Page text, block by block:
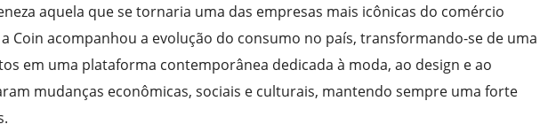
aquela que se tornaria uma das empresas mais icônicas do comércio
Coin acompanhou a evolução do consumo no país, transformando-se de uma
em uma plataforma contemporânea dedicada à moda, ao design e ao
mudanças econômicas, sociais e culturais, mantendo sempre uma forte